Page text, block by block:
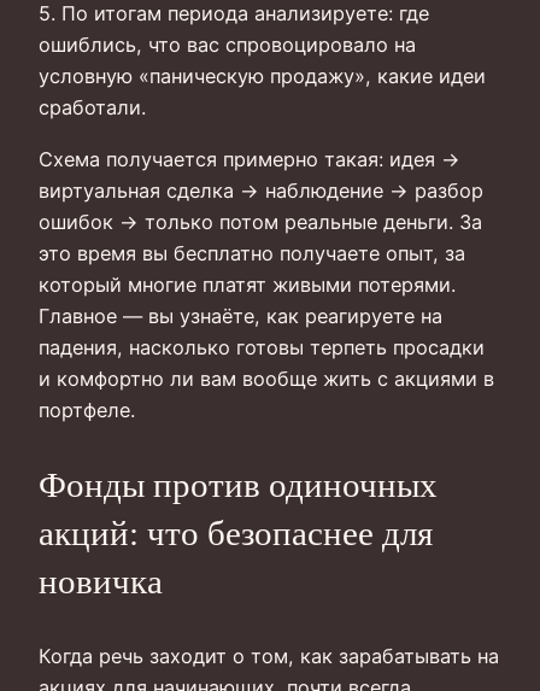
5. По итогам периода анализируете: где
ошиблись, что вас спровоцировало на
условную «паническую продажу», какие идеи
сработали.
Схема получается примерно такая: идея →
виртуальная сделка → наблюдение → разбор
ошибок → только потом реальные деньги. За
это время вы бесплатно получаете опыт, за
который многие платят живыми потерями.
Главное — вы узнаёте, как реагируете на
падения, насколько готовы терпеть просадки
и комфортно ли вам вообще жить с акциями в
портфеле.
Фонды против одиночных
акций: что безопаснее для
новичка
Когда речь заходит о том, как зарабатывать на